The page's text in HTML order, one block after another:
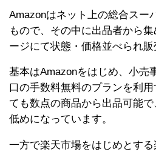
Amazonはネット上の総合スー
もので、その中に出品者から
ージにて状態・価格並べられ販
基本はAmazonをはじめ、小売
口の手数料無料のプランを利
ても数点の商品から出品可能
低めになっています。
一方で楽天市場をはじめとす